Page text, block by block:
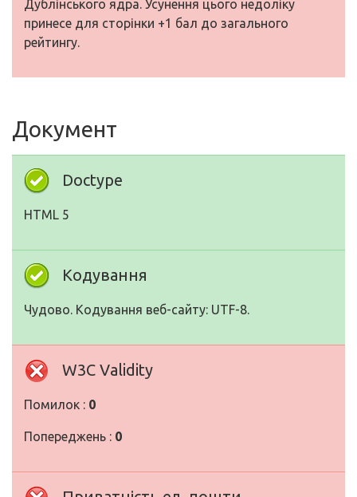
Дублінського ядра. Усунення цього недоліку
принесе для сторінки +1 бал до загального
рейтингу.
Документ
Doctype
HTML 5
Кодування
Чудово. Кодування веб-сайту: UTF-8.
W3C Validity
Помилок : 0
Попереджень : 0